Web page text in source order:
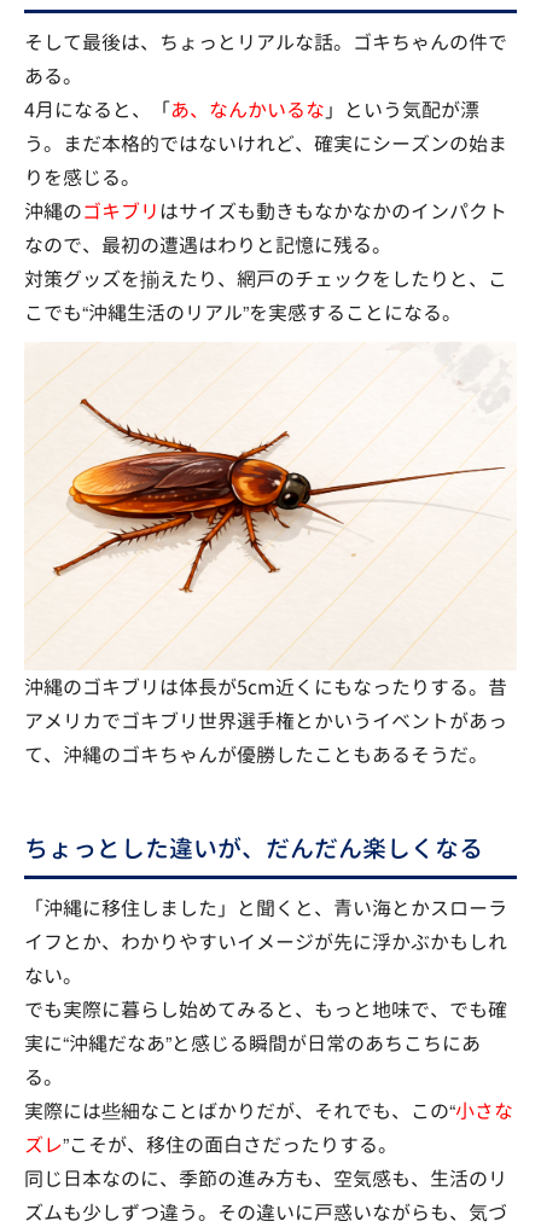
そして最後は、ちょっとリアルな話。ゴキちゃんの件で
ある。
4月になると、「あ、なんかいるな 」という気配が漂
う。まだ本格的ではないけれど、確実にシーズンの始ま
りを感じる。
沖縄のゴキブリ はサイズも動きもなかなかのインパクト
なので、最初の遭遇はわりと記憶に残る。
対策グッズを揃えたり、網戸のチェックをしたりと、こ
こでも“沖縄生活のリアル”を実感することになる。
沖縄のゴキブリは体長が5cm近くにもなったりする。昔
アメリカでゴキブリ世界選手権とかいうイベントがあっ
て、沖縄のゴキちゃんが優勝したこともあるそうだ。
ちょっとした違いが、だんだん楽しくなる
「沖縄に移住しました」と聞くと、青い海とかスローラ
イフとか、わかりやすいイメージが先に浮かぶかもしれ
ない。
でも実際に暮らし始めてみると、もっと地味で、でも確
実に“沖縄だなあ”と感じる瞬間が日常のあちこちにあ
る。
実際には些細なことばかりだが、それでも、この“小さな
ズレ”こそが、移住の面白さだったりする。
同じ日本なのに、季節の進み方も、空気感も、生活のリ
ズムも少しずつ違う。その違いに戸惑いながらも、気づ